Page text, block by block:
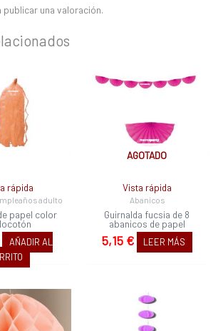
publicar una valoración.
rápida
adulto
papel color
AÑADIR AL
AGOTADO
Vista rápida
Abanicos
Guirnalda fucsia de 8
abanicos de papel
5,15 € LEER MÁS